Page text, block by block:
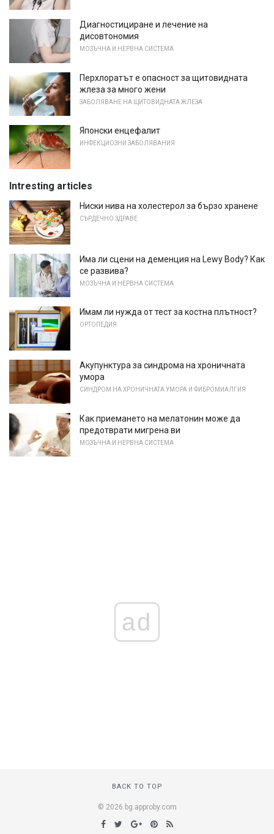
Диагностициране и лечение на
дисовтономия
МОЗЪЧНА И НЕРВНА СИСТЕМА
Перхлоратът е опасност за щитовидната
жлеза за много жени
ЗАБОЛЯВАНЕ НА ЩИТОВИДНАТА ЖЛЕЗА
Японски енцефалит
ИНФЕКЦИОЗНИ ЗАБОЛЯВАНИЯ
Intresting articles
Ниски нива на холестерол за бързо хранене
СЪРДЕЧНО ЗДРАВЕ
Има ли сцени на деменция на Lewy Body? Как
се развива?
МОЗЪЧНА И НЕРВНА СИСТЕМА
Имам ли нужда от тест за костна плътност?
ОРТОПЕДИЯ
Акупунктура за синдрома на хроничната
умора
СИНДРОМ НА ХРОНИЧНАТА УМОРА И ФИБРОМИАЛГИЯ
Как приемането на мелатонин може да
предотврати мигрена ви
МОЗЪЧНА И НЕРВНА СИСТЕМА
ad
BACK TO TOP
© 2026 bg.approby.com